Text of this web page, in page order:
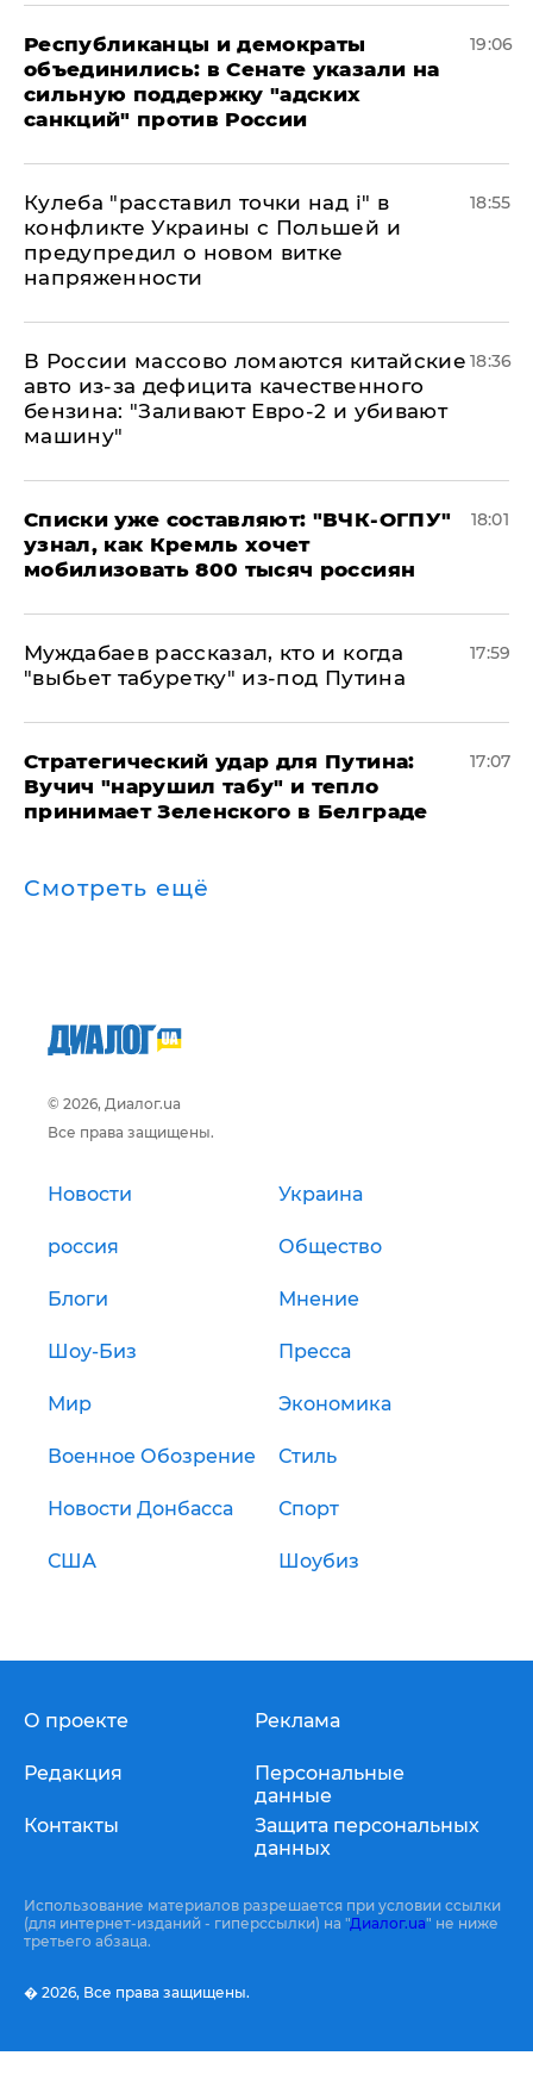
Республиканцы и демократы
объединились: в Сенате указали на
сильную поддержку "адских
санкций" против России
19:06
Кулеба "расставил точки над і" в
конфликте Украины с Польшей и
предупредил о новом витке
напряженности
18:55
В России массово ломаются китайские
авто из-за дефицита качественного
бензина: "Заливают Евро-2 и убивают
машину"
18:36
Списки уже составляют: "ВЧК-ОГПУ"
узнал, как Кремль хочет
мобилизовать 800 тысяч россиян
18:01
Муждабаев рассказал, кто и когда
"выбьет табуретку" из-под Путина
17:59
Стратегический удар для Путина:
Вучич "нарушил табу" и тепло
принимает Зеленского в Белграде
17:07
Смотреть ещё
© 2026, Диалог.ua
Все права защищены.
Новости Украина
россия Общество
Блоги Мнение
Шоу-Биз Пресса
Мир Экономика
Военное Обозрение Стиль
Новости Донбасса Спорт
США Шоубиз
О проекте
Редакция
Контакты
Реклама
Персональные
данные
Защита персональных
данных
Использование материалов разрешается при условии ссылки
(для интернет-изданий - гиперссылки) на "Диалог.ua" не ниже
третьего абзаца.
� 2026, Все права защищены.